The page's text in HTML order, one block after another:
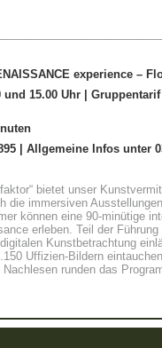
experience –
und 15.00 Uhr
| Allgemeine Infos unter
bietet unser
die immersiven
können eine 90-minütige
erleben. Teil der
Kunstbetrachtung
Uffizien-Bildern
runden das